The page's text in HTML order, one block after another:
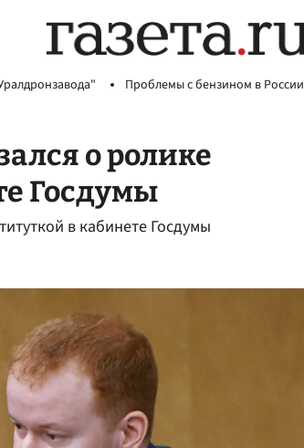
Проблемы с бензином в России
о ролике
Госдумы
в кабинете Госдумы